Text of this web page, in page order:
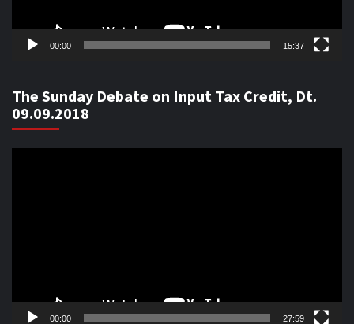
00:00 15:37
The Sunday Debate on Input Tax Credit, Dt.
09.09.2018
00:00 27:59